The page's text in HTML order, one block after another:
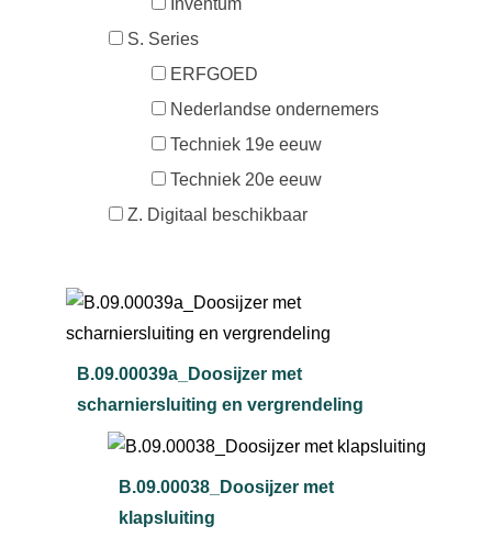
Inventum
S. Series
ERFGOED
Nederlandse ondernemers
Techniek 19e eeuw
Techniek 20e eeuw
Z. Digitaal beschikbaar
B.09.00039a_Doosijzer met
scharniersluiting en vergrendeling
B.09.00038_Doosijzer met
klapsluiting